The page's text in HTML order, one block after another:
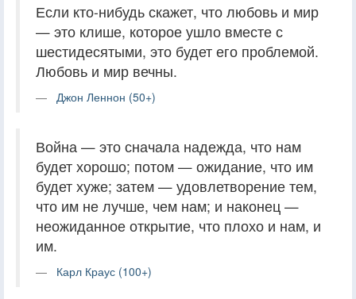
Если кто-нибудь скажет, что любовь и мир
— это клише, которое ушло вместе с
шестидесятыми, это будет его проблемой.
Любовь и мир вечны.
Джон Леннон (50+)
Война — это сначала надежда, что нам
будет хорошо; потом — ожидание, что им
будет хуже; затем — удовлетворение тем,
что им не лучше, чем нам; и наконец —
неожиданное открытие, что плохо и нам, и
им.
Карл Краус (100+)